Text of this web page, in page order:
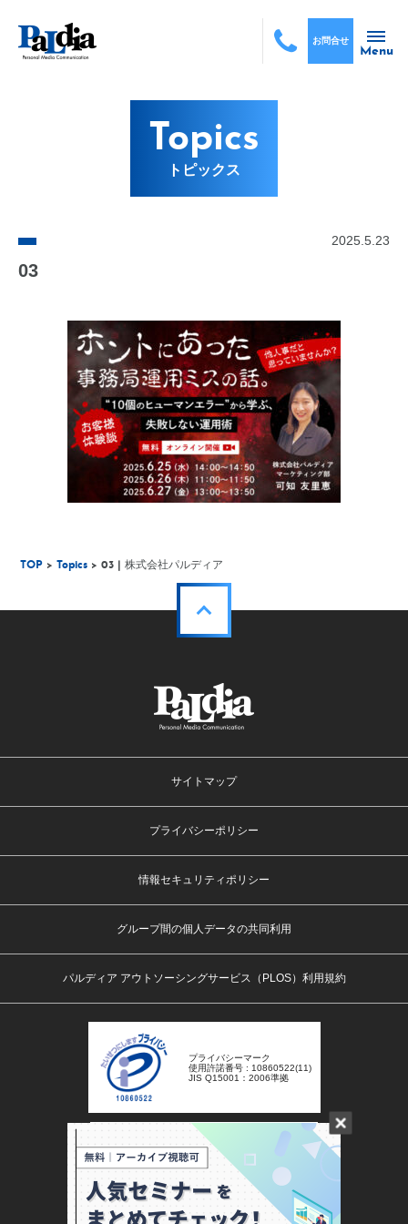
Menu
お問合せ
Topics
トピックス
2025.5.23
03
TOP >Topics > 03 | 株式会社パルディア
サイトマップ
プライバシーポリシー
情報セキュリティポリシー
グループ間の個人データの共同利用
パルディア アウトソーシングサービス（PLOS）利用規約
プライバシーマーク
使用許諾番号 : 10860522(11)
JIS Q15001：2006準拠